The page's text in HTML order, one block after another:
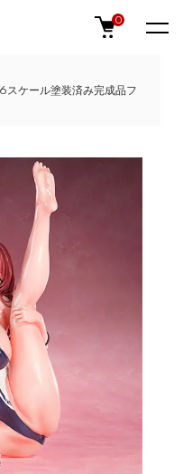
0
スケール塗装済み完成品フ